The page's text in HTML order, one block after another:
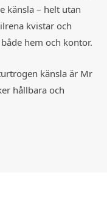
känsla – helt utan
kvistar och
hem och kontor.
känsla är Mr
hållbara och